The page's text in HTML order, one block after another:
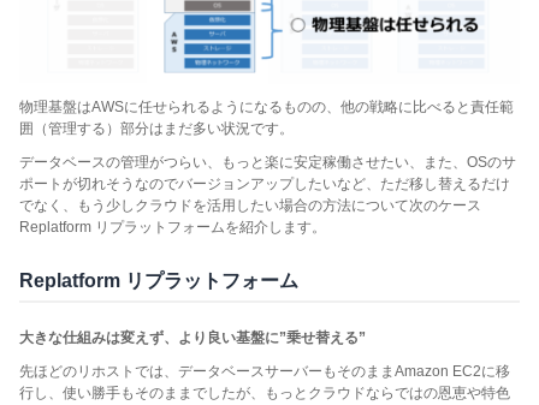
物理基盤はAWSに任せられるようになるものの、他の戦略に比べると責任範
囲（管理する）部分はまだ多い状況です。
データベースの管理がつらい、もっと楽に安定稼働させたい、また、OSのサ
ポートが切れそうなのでバージョンアップしたいなど、ただ移し替えるだけ
でなく、もう少しクラウドを活用したい場合の方法について次のケース
Replatform リプラットフォームを紹介します。
Replatform リプラットフォーム
大きな仕組みは変えず、より良い基盤に”乗せ替える”
先ほどのリホストでは、データベースサーバーもそのままAmazon EC2に移
行し、使い勝手もそのままでしたが、もっとクラウドならではの恩恵や特色